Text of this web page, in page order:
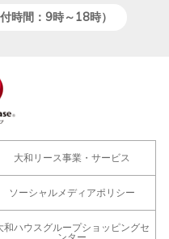
時間：9時～18時）
大和リース事業・サービス
ソーシャルメディアポリシー
和ハウスグループショッピングセ